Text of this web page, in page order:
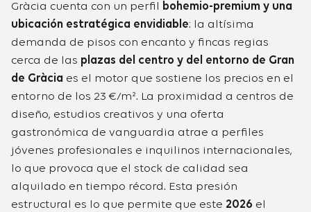
Gràcia cuenta con un perfil
bohemio-premium y una
ubicación estratégica envidiable: la altísima
demanda de pisos con encanto y fincas regias
cerca de las plazas del centro y del entorno de Gran
de Gràcia es el motor que sostiene los precios en el
entorno de los 23 €/m². La proximidad a centros de
diseño, estudios creativos y una oferta
gastronómica de vanguardia atrae a perfiles
jóvenes profesionales e inquilinos internacionales,
lo que provoca que el stock de calidad sea
alquilado en tiempo récord. Esta presión
estructural es lo que permite que este 2026 el